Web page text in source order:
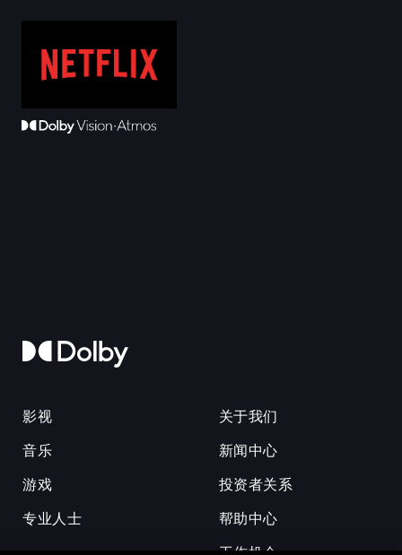
影视
音乐
游戏
专业人士
关于我们
新闻中心
投资者关系
帮助中心